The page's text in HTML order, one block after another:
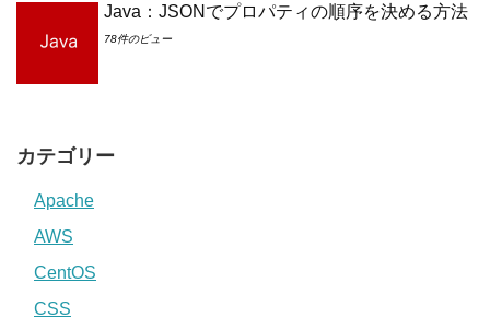
Java：JSONでプロパティの順序を決める方法
78件のビュー
カテゴリー
Apache
AWS
CentOS
CSS